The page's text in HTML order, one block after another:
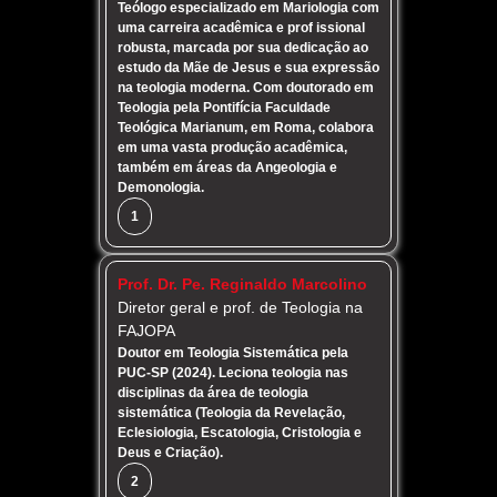
Teólogo especializado em Mariologia com
uma carreira acadêmica e prof issional
robusta, marcada por sua dedicação ao
estudo da Mãe de Jesus e sua expressão
na teologia moderna. Com doutorado em
Teologia pela Pontifícia Faculdade
Teológica Marianum, em Roma, colabora
em uma vasta produção acadêmica,
também em áreas da Angeologia e
Demonologia.
1
Prof. Dr. Pe. Reginaldo Marcolino
Diretor geral e prof. de Teologia na
FAJOPA
Doutor em Teologia Sistemática pela
PUC-SP (2024). Leciona teologia nas
disciplinas da área de teologia
sistemática (Teologia da Revelação,
Eclesiologia, Escatologia, Cristologia e
Deus e Criação).
2